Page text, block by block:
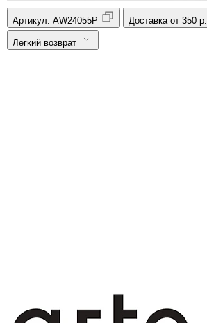
Артикул: AW24055P Доставка от 350 р.
Легкий возврат